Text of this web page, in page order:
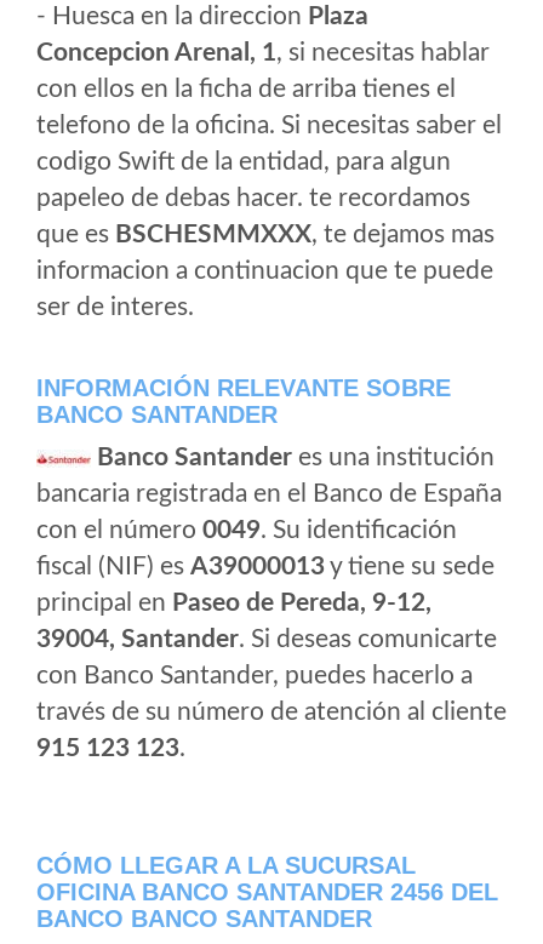
- Huesca en la direccion Plaza
Concepcion Arenal, 1, si necesitas hablar
con ellos en la ficha de arriba tienes el
telefono de la oficina. Si necesitas saber el
codigo Swift de la entidad, para algun
papeleo de debas hacer. te recordamos
que es BSCHESMMXXX, te dejamos mas
informacion a continuacion que te puede
ser de interes.
INFORMACIÓN RELEVANTE SOBRE
BANCO SANTANDER
Banco Santander es una institución
bancaria registrada en el Banco de España
con el número 0049. Su identificación
fiscal (NIF) es A39000013y tiene su sede
principal en Paseo de Pereda, 9-12,
39004, Santander. Si deseas comunicarte
con Banco Santander, puedes hacerlo a
través de su número de atención al cliente
915 123 123.
CÓMO LLEGAR A LA SUCURSAL
OFICINA BANCO SANTANDER 2456 DEL
BANCO BANCO SANTANDER